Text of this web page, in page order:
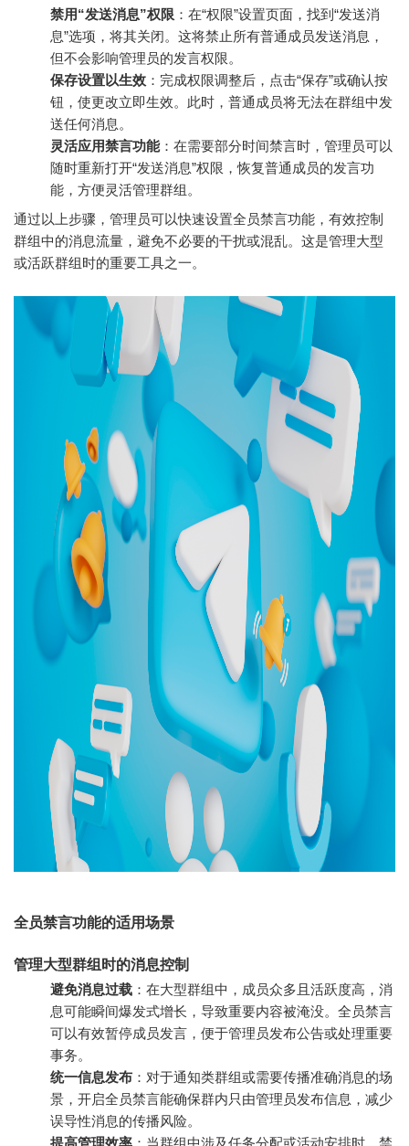
禁用“发送消息”权限 ：在“权限”设置页面，找到“发送消
息”选项，将其关闭。这将禁止所有普通成员发送消息，
但不会影响管理员的发言权限。
保存设置以生效 ：完成权限调整后，点击“保存”或确认按
钮，使更改立即生效。此时，普通成员将无法在群组中发
送任何消息。
灵活应用禁言功能：在需要部分时间禁言时，管理员可以
随时重新打开“发送消息”权限，恢复普通成员的发言功
能，方便灵活管理群组。
通过以上步骤，管理员可以快速设置全员禁言功能，有效控制
群组中的消息流量，避免不必要的干扰或混乱。这是管理大型
或活跃群组时的重要工具之一。
全员禁言功能的适用场景
管理大型群组时的消息控制
避免消息过载 ：在大型群组中，成员众多且活跃度高，消
息可能瞬间爆发式增长，导致重要内容被淹没。全员禁言
可以有效暂停成员发言，便于管理员发布公告或处理重要
事务。
统一信息发布 ：对于通知类群组或需要传播准确消息的场
景，开启全员禁言能确保群内只由管理员发布信息，减少
误导性消息的传播风险。
提高管理效率 ：当群组中涉及任务分配或活动安排时，禁